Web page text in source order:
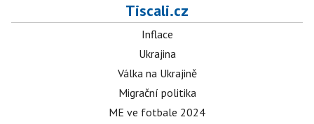
Tiscali.cz
Inflace
Ukrajina
Válka na Ukrajině
Migrační politika
ME ve fotbale 2024